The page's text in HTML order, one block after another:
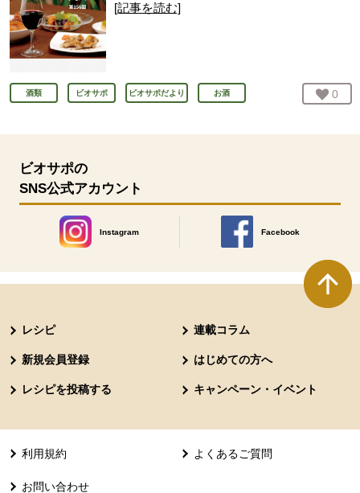
[記事を読む]
酒類 ビオサポ ビオサポだより お酒 お気
0
ビオサポの
SNS公式アカウント
Instagram
別のウィンドウで開きます。
Facebook
別のウィンドウで開きます
レシピ 連載コラム
新規会員登録 はじめての方へ
レシピを投稿する キャンペーン・イベント
利用規約 よくあるご質問
お問い合わせ